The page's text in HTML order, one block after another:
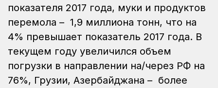
показателя 2017 года, муки и продуктов
перемола – 1,9 миллиона тонн, что на
4% превышает показатель 2017 года. В
текущем году увеличился объем
погрузки в направлении на/через РФ на
76%, Грузии, Азербайджана – более